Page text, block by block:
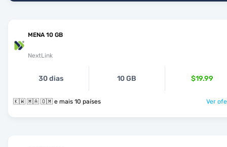
MENA 10 GB
NextLink
30 dias 10 GB $19.99
🇰🇼 🇲🇦 🇴🇲 e mais 10 países Ver